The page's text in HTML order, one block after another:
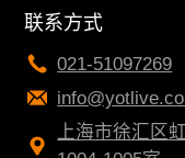
联系方式
021-51097269
上海市徐汇区